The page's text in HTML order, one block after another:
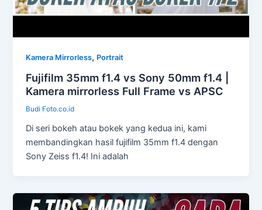
Kamera Mirrorless, Portrait
Fujifilm 35mm f1.4 vs Sony 50mm f1.4 |
Kamera mirrorless Full Frame vs APSC
Budi Foto.co.id
Di seri bokeh atau bokek yang kedua ini, kami
membandingkan hasil fujifilm 35mm f1.4 dengan
Sony Zeiss f1.4! Ini adalah